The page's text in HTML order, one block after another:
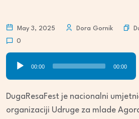
May 3, 2025 Dora Gornik
0
00:00 00:00
DugaResaFest je nacionalni
organizaciji Udruge za mlade